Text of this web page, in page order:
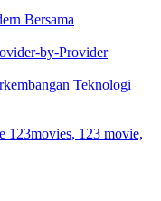
Bersama
by-Provider
Teknologi
123movies, 123 movie,